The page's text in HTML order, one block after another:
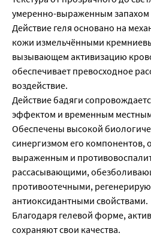
умеренно-выраженным запахом
Действие геля основано на
кожи измельчёнными
вызывающем активизацию
обеспечивает превосходное
воздействие.
Действие бадяги
эффектом и временным
Обеспечены высокой
синергизмом его
выраженным и
рассасывающими,
противоотечными,
антиоксидантными свойствами.
Благодаря гелевой форме,
сохраняют свои качества.